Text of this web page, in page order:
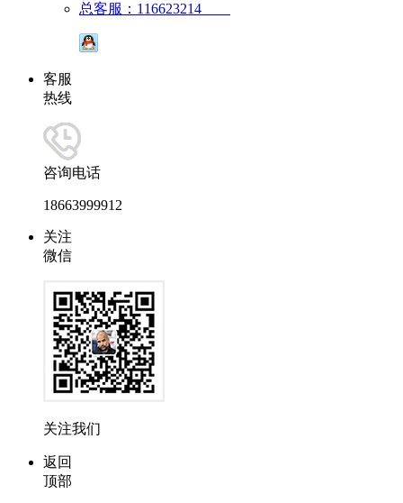
总客服：116623214
客服
热线
咨询电话
18663999912
关注
微信
关注我们
返回
顶部